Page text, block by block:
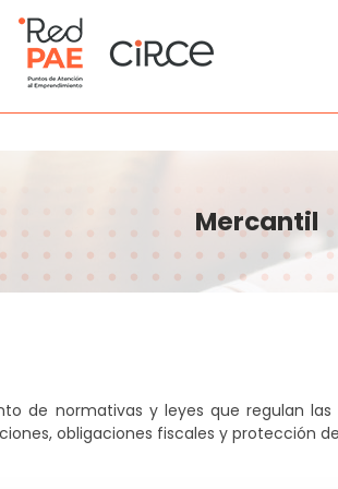
as (PAE VIRTUAL)
Mapa
Mercantil
de normativas y leyes que regulan
obligaciones fiscales y protección